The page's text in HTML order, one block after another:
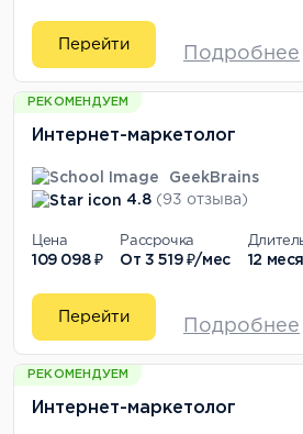
Перейти
Подробнее
РЕКОМЕНДУЕМ
Интернет-маркетолог
GeekBrains
4.8 (93 отзыва)
Цена
109 098 ₽
Рассрочка
От 3 519 ₽/мес 12
Перейти
Подробнее
РЕКОМЕНДУЕМ
Интернет-маркетолог